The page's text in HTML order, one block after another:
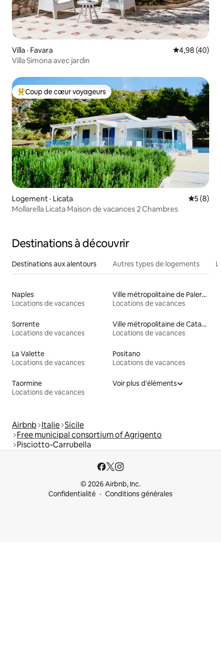
Villa · Favara Note
4,98 (40)
Villa Simona avec jardin
Coup de cœur voyageurs parmi les plus aimés
Coup de cœur voyageurs
Logement · Licata Note
5 (8)
Mollarella Licata Maison de vacances 2 Chambres
Destinations à découvrir
Destinations aux alentours Autres types de logements
Naples
Locations de vacances
Ville métropolitaine de Palerme
Locations de vacances
Sorrente
Locations de vacances
Ville métropolitaine de Catane
Locations de vacances
La Valette
Locations de vacances
Positano
Locations de vacances
Taormine
Locations de vacances
Voir plus d'éléments
Airbnb Italie Sicile
Free municipal consortium of Agrigento
Pisciotto-Carrubella
© 2026 Airbnb, Inc.
Confidentialité
Conditions générales